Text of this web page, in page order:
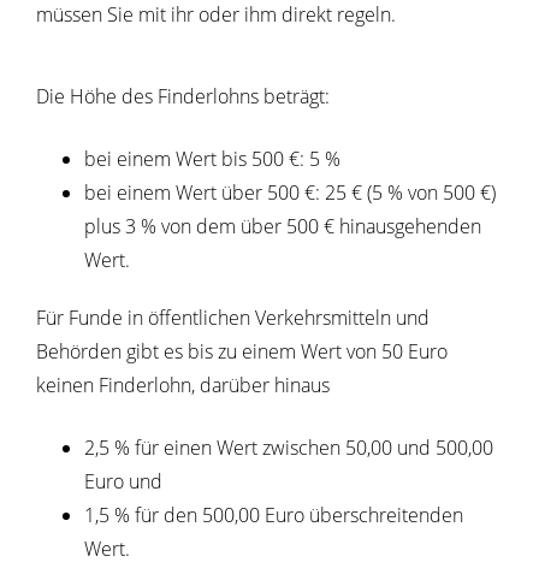
müssen Sie mit ihr oder ihm direkt regeln.
Die Höhe des Finderlohns beträgt:
bei einem Wert bis 500 €: 5 %
bei einem Wert über 500 €: 25 € (5 % von 500 €)
plus 3 % von dem über 500 € hinausgehenden
Wert.
Für Funde in öffentlichen Verkehrsmitteln und
Behörden gibt es bis zu einem Wert von 50 Euro
keinen Finderlohn, darüber hinaus
2,5 % für einen Wert zwischen 50,00 und 500,00
Euro und
1,5 % für den 500,00 Euro überschreitenden
Wert.